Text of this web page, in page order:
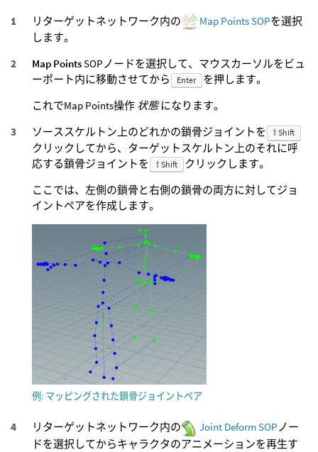
リターゲットネットワーク内の Map Points SOPを選択
します。
Map PointsSOPノードを選択して、マウスカーソルをビュ
ーポート内に移動させてから
Enter
を押します。
これでMap Points操作 状態になります。
ソーススケルトン上のどれかの鎖骨ジョイントを
⇧ Shift
クリックしてから、ターゲットスケルトン上のそれに呼
応する鎖骨ジョイントを
⇧ Shift
クリックします。
ここでは、左側の鎖骨と右側の鎖骨の両方に対してジョ
イントペアを作成します。
例: マッピングされた鎖骨ジョイントペア
リターゲットネットワーク内の Joint Deform SOPノー
ドを選択してからキャラクタのアニメーションを再生す